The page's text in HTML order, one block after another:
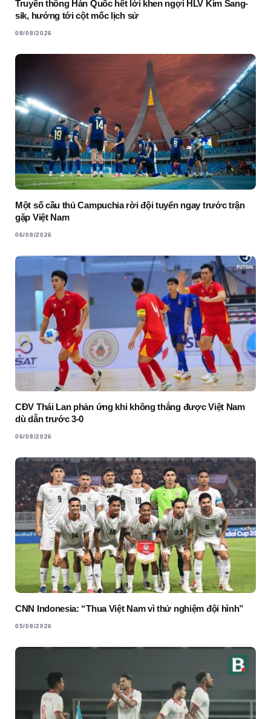
Truyền thông Hàn Quốc hết lời khen ngợi HLV Kim Sang-
sik, hướng tới cột mốc lịch sử
08/08/2026
Một số cầu thủ Campuchia rời đội tuyển ngay trước trận
gặp Việt Nam
06/08/2026
CĐV Thái Lan phản ứng khi không thắng được Việt Nam
dù dẫn trước 3-0
06/08/2026
CNN Indonesia: “Thua Việt Nam vì thử nghiệm đội hình”
05/08/2026